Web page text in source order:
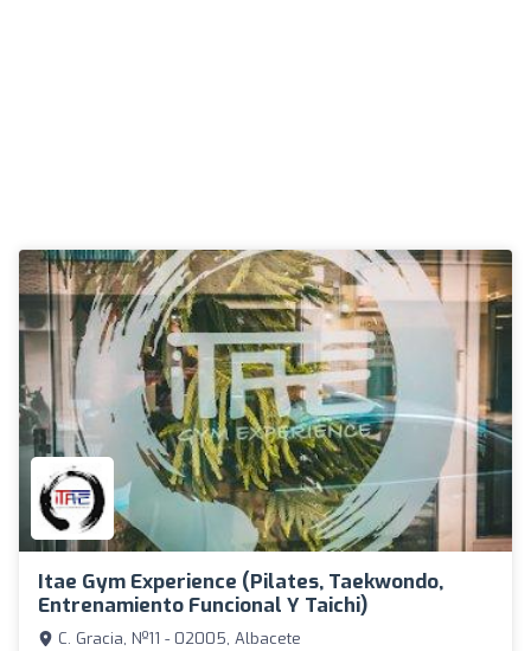
Itae Gym Experience (Pilates, Taekwondo,
Entrenamiento Funcional Y Taichi)
C. Gracia, Nº11 - 02005, Albacete